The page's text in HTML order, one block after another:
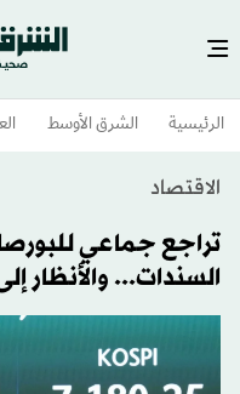
الرئيسية الشرق الأوسط​
الاقتصاد
تراجع جماعي
السندات... والأنظار